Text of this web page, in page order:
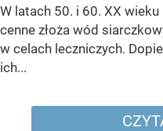
W latach 50. i 60. XX
cenne złoża wód
w celach leczniczych.
ich...